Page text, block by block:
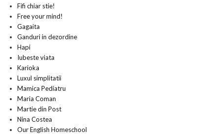
Fifi chiar stie!
Free your mind!
Gagaita
Ganduri in dezordine
Hapi
Iubeste viata
Karioka
Luxul simplitatii
Mamica Pediatru
Maria Coman
Martie din Post
Nina Costea
Our English Homeschool